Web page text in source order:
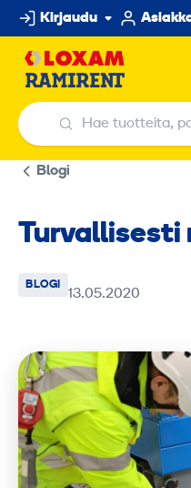
Hyppää
sisältöön
Kirjaudu
Hae tuotteita,
Hae tuotteita,
Blogi
Turvallisesti
BLOGI
13.05.2020